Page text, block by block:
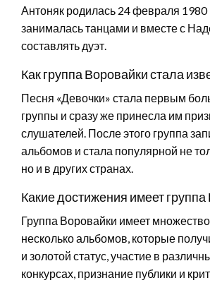
Антоняк родилась 24 февраля 1980
занималась танцами и вместе с
составлять дуэт.
Как группа Воровайки стала
Песня «Девочки» стала первым
группы и сразу же принесла им
слушателей. После этого группа
альбомов и стала популярной не
но и в других странах.
Какие достижения имеет
Группа Воровайки имеет
несколько альбомов, которые
и золотой статус, участие в
конкурсах, признание публики и